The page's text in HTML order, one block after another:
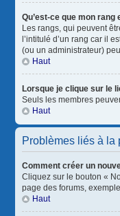
Qu’est-ce que mon
Les rangs, qui peuvent
l’intitulé d’un rang car il
(ou un administrateur)
Haut
Lorsque je clique sur le
Seuls les membres
Haut
Problèmes liés à la
Comment créer un
Cliquez sur le bouton «
page des forums,
Haut